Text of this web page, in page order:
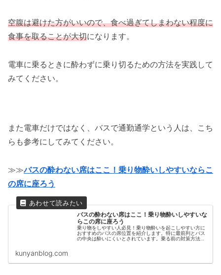
空腹は避けた方がいいので、食べ過ぎてしまわない程度に
食事を取ることが大切になります。
電車に乗るときに酔わずに乗り切るための方法を実践して
みてください。
また電車だけではなく、バスで通勤通学という人は、こち
らも参考にしてみてください。
≫≫バスの酔わない席はここ！乗り物酔いしやすいならこ
の席に座ろう
バスの酔わない席はここ！乗り物酔いしやすいな
らこの席に座ろう
乗り物をしやすい人必見！乗り物酔いを起こしやすい方に
おすすめのバスの席位置を紹介します。特に最前列とバス
の中央は酔いにくいとされています。乗る前の対策方法も
kunyanblog.com